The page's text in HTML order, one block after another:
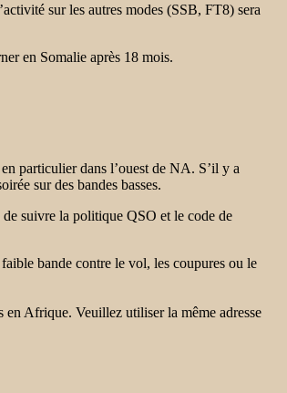
sur les autres modes (SSB, FT8) sera
en Somalie après 18 mois.
particulier dans l’ouest de NA. S’il y a
sur des bandes basses.
suivre la politique QSO et le code de
bande contre le vol, les coupures ou le
Afrique. Veuillez utiliser la même adresse